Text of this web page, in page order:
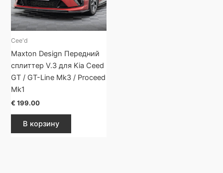
Cee'd
Maxton Design Передний
сплиттер V.3 для Kia Ceed
GT / GT-Line Mk3 / Proceed
Mk1
€ 199.00
В корзину